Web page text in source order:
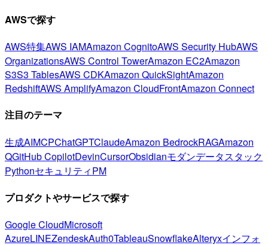
AWSで探す
AWS特集AWS IAMAmazon CognitoAWS Security HubAWS
OrganizationsAWS Control TowerAmazon EC2Amazon
S3S3 TablesAWS CDKAmazon QuickSightAmazon
RedshiftAWS AmplifyAmazon CloudFrontAmazon Connect
注目のテーマ
生成AIMCPChatGPTClaudeAmazon BedrockRAGAmazon
QGitHub CopilotDevinCursorObsidianモダンデータスタック
PythonセキュリティPM
プロダクトやサービスで探す
Google CloudMicrosoft
AzureLINEZendeskAuth0TableauSnowflakeAlteryxインフォ